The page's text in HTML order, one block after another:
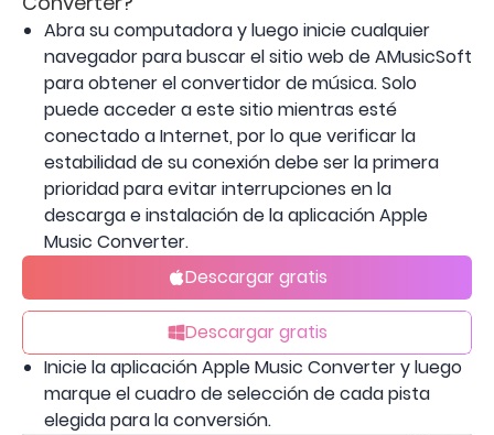
Abra su computadora y luego inicie cualquier
navegador para buscar el sitio web de AMusicSoft
para obtener el convertidor de música. Solo
puede acceder a este sitio mientras esté
conectado a Internet, por lo que verificar la
estabilidad de su conexión debe ser la primera
prioridad para evitar interrupciones en la
descarga e instalación de la aplicación Apple
Music Converter.
Descargar gratis
Descargar gratis
Inicie la aplicación Apple Music Converter y luego
marque el cuadro de selección de cada pista
elegida para la conversión.